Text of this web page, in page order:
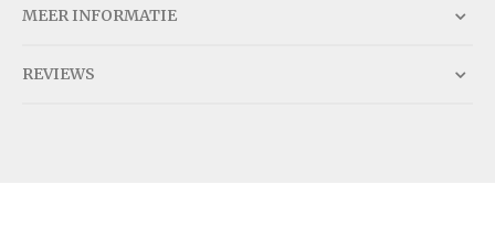
MEER INFORMATIE
REVIEWS